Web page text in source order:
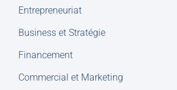
Entrepreneuriat
Business et Stratégie
Financement
Commercial et Marketing